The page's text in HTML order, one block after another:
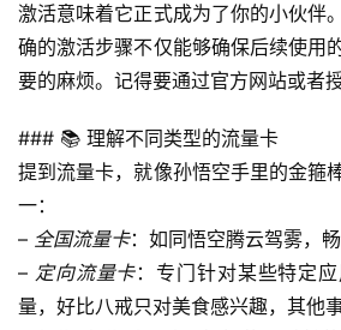
首
页
激活意味着它正式成为了你的小伙伴
确的激活步骤不仅能够确保后续使用
要的麻烦。记得要通过官方网站或者
### 📚 理解不同类型的流量卡
提到流量卡，就像孙悟空手里的金箍
一：
– 全国流量卡：如同悟空腾云驾雾，畅
– 定向流量卡：专门针对某些特定
量，好比八戒只对美食感兴趣，其他